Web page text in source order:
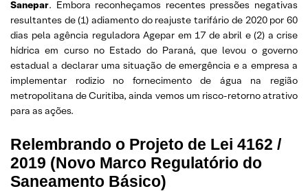
Sanepar. Embora reconheçamos recentes pressões negativas
resultantes de (1) adiamento do reajuste tarifário de 2020 por 60
dias pela agência reguladora Agepar em 17 de abril e (2) a crise
hídrica em curso no Estado do Paraná, que levou o governo
estadual a declarar uma situação de emergência e a empresa a
implementar rodizio no fornecimento de água na região
metropolitana de Curitiba, ainda vemos um risco-retorno atrativo
para as ações.
Relembrando o Projeto de Lei 4162 /
2019 (Novo Marco Regulatório do
Saneamento Básico)